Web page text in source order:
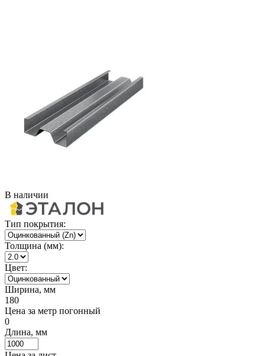
В наличии
Тип покрытия:
Толщина (мм):
Цвет:
Ширина, мм
180
Цена за метр погонный
0
Длина, мм